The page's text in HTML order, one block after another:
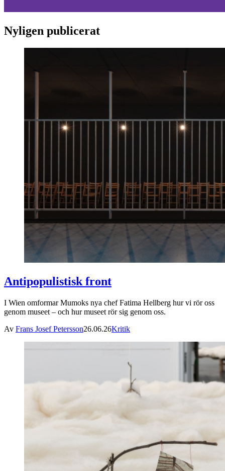
Nyligen publicerat
Antipopulistisk front
I Wien omformar Mumoks nya chef Fatima Hellberg hur vi rör oss
genom museet – och hur museet rör sig genom oss.
Av Frans Josef Petersson26.06.26Kritik